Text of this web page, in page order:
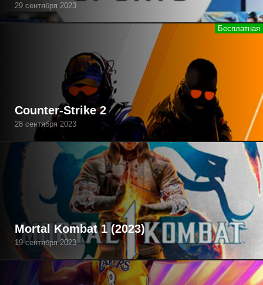
29 сентября 2023
Counter-Strike 2
28 сентября 2023
Mortal Kombat 1 (2023)
19 сентября 2023